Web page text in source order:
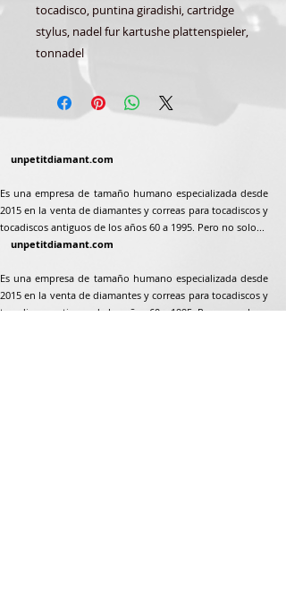
tocadisco, puntina giradishi, cartridge
stylus, nadel fur kartushe plattenspieler,
tonnadel
unpetitdiamant.com
Es una empresa de tamaño humano especializada desde
2015 en la venta de diamantes y correas para tocadiscos y
tocadiscos antiguos de los años 60 a 1995. Pero no solo...
unpetitdiamant.com
Es una empresa de tamaño humano especializada desde
2015 en la venta de diamantes y correas para tocadiscos y
tocadiscos antiguos de los años 60 a 1995. Pero no solo...